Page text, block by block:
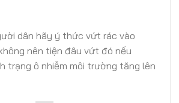
dân hãy ý thức vứt rác vào
nên tiện đâu vứt đó nếu
trạng ô nhiễm môi trường tăng lên